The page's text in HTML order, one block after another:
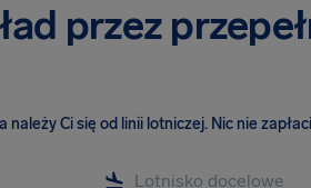
przez
należy Ci się od linii lotniczej. Nic nie